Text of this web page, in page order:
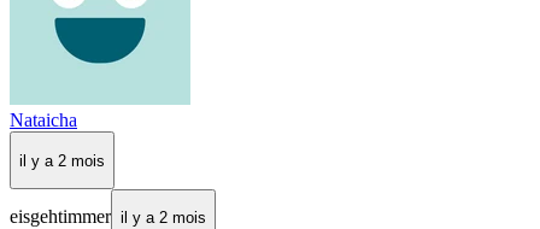
Nataicha
il y a 2 mois
eisgehtimmer il y a 2 mois